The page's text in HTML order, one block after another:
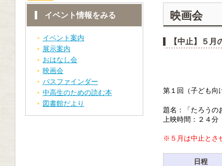
イベント情報をみる
イベント案内
展示案内
おはなし会
映画会
パスファインダー
中高生のための読む本
図書館だより
映画会
【中止】５月
第１回（子ども向
題名：「たろうの
上映時間：２４分
※５ 月は中止とさ
日程